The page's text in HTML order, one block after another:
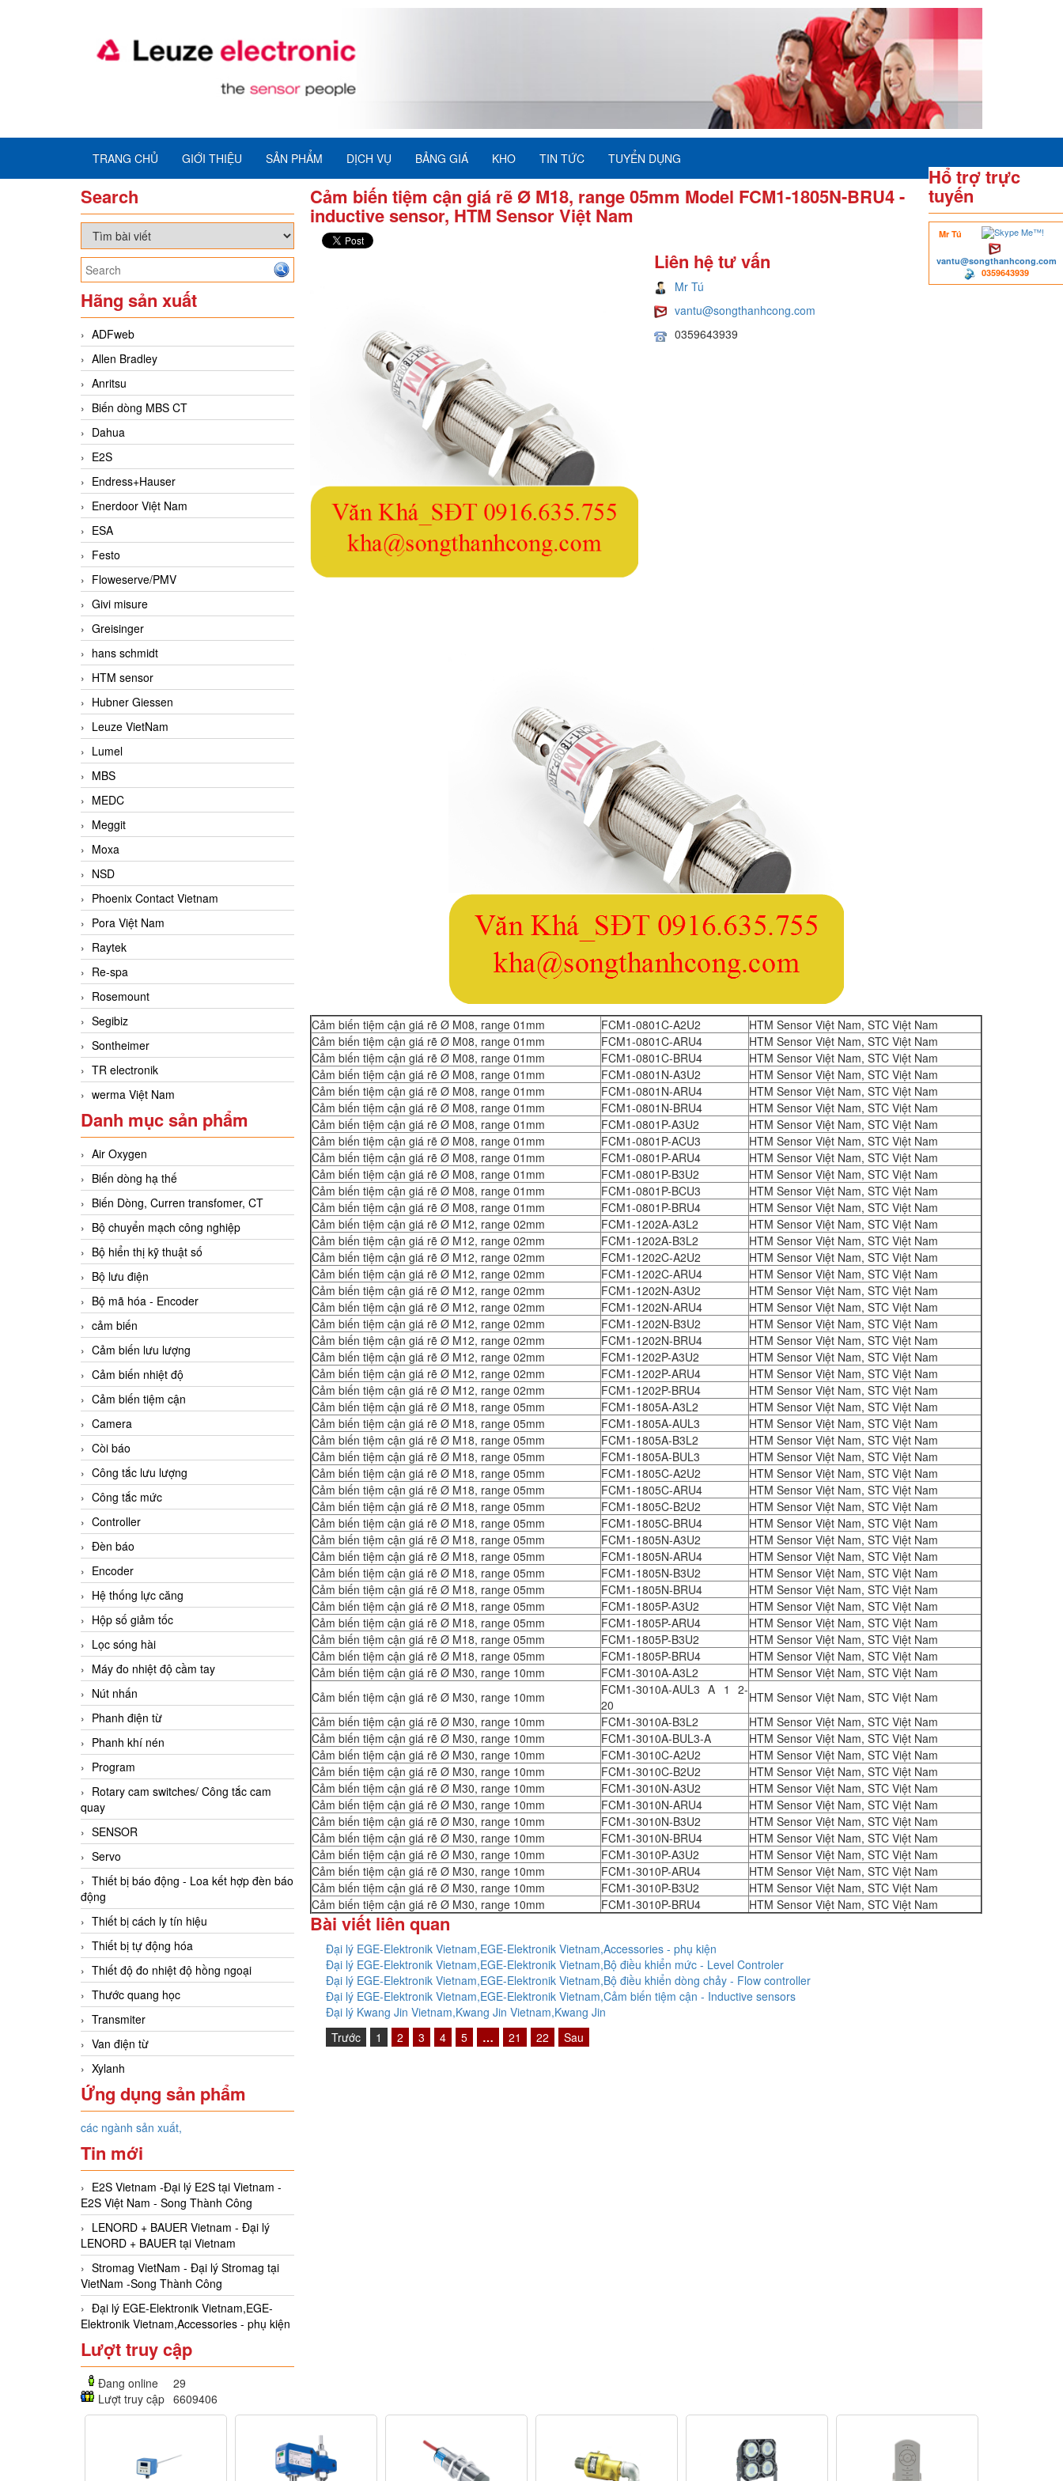
TRANG CHỦ GIỚI THIỆU SẢN PHẨM DỊCH VỤ BẢNG GIÁ KHO TIN TỨC TUYỂN DỤNG
Search
Hổ trợ trực
tuyến
Mr Tú
vantu@songthanhcong.com
0359643939
Hãng sản xuất
ADFweb
Allen Bradley
Anritsu
Biến dòng MBS CT
Dahua
E2S
Endress+Hauser
Enerdoor Việt Nam
ESA
Festo
Floweserve/PMV
Givi misure
Greisinger
hans schmidt
HTM sensor
Hubner Giessen
Leuze VietNam
Lumel
MBS
MEDC
Meggit
Moxa
NSD
Phoenix Contact Vietnam
Pora Việt Nam
Raytek
Re-spa
Rosemount
Segibiz
Sontheimer
TR electronik
werma Việt Nam
Danh mục sản phẩm
Air Oxygen
Biến dòng hạ thế
Biến Dòng, Curren transfomer, CT
Bộ chuyển mạch công nghiệp
Bộ hiển thị kỹ thuật số
Bộ lưu điện
Bộ mã hóa - Encoder
cảm biến
Cảm biến lưu lượng
Cảm biến nhiệt độ
Cảm biến tiệm cận
Camera
Còi báo
Công tắc lưu lượng
Công tắc mức
Controller
Đèn báo
Encoder
Hệ thống lực căng
Hộp số giảm tốc
Lọc sóng hài
Máy đo nhiệt độ cầm tay
Nút nhấn
Phanh điện từ
Phanh khí nén
Program
Rotary cam switches/ Công tắc cam
quay
SENSOR
Servo
Thiết bị báo động - Loa kết hợp đèn báo
động
Thiết bị cách ly tín hiệu
Thiết bị tự động hóa
Thiết độ đo nhiệt độ hồng ngoại
Thước quang học
Transmiter
Van điện từ
Xylanh
Ứng dụng sản phẩm
các ngành sản xuất,
Tin mới
E2S Vietnam -Đại lý E2S tại Vietnam -
E2S Việt Nam - Song Thành Công
LENORD + BAUER Vietnam - Đại lý
LENORD + BAUER tại Vietnam
Stromag VietNam - Đại lý Stromag tại
VietNam -Song Thành Công
Đại lý EGE-Elektronik Vietnam,EGE-
Elektronik Vietnam,Accessories - phụ kiện
Lượt truy cập
Đang online
29
Lượt truy cập 6609406
Cảm biến tiệm cận giá rẽ Ø M18, range 05mm Model FCM1-1805N-BRU4 -
inductive sensor, HTM Sensor Việt Nam
Liên hệ tư vấn
Mr Tú
vantu@songthanhcong.com
0359643939
Cảm biến tiệm cận giá rẽ Ø M08, range 01mm FCM1-0801C-A2U2
HTM Sensor Việt Nam, STC Việt Nam
Cảm biến tiệm cận giá rẽ Ø M08, range 01mm
FCM1-0801C-ARU4
HTM Sensor Việt Nam, STC Việt Nam
Cảm biến tiệm cận giá rẽ Ø M08, range 01mm
FCM1-0801C-BRU4
HTM Sensor Việt Nam, STC Việt Nam
Cảm biến tiệm cận giá rẽ Ø M08, range 01mm
FCM1-0801N-A3U2
HTM Sensor Việt Nam, STC Việt Nam
Cảm biến tiệm cận giá rẽ Ø M08, range 01mm
FCM1-0801N-ARU4
HTM Sensor Việt Nam, STC Việt Nam
Cảm biến tiệm cận giá rẽ Ø M08, range 01mm
FCM1-0801N-BRU4
HTM Sensor Việt Nam, STC Việt Nam
Cảm biến tiệm cận giá rẽ Ø M08, range 01mm
FCM1-0801P-A3U2
HTM Sensor Việt Nam, STC Việt Nam
Cảm biến tiệm cận giá rẽ Ø M08, range 01mm
FCM1-0801P-ACU3
HTM Sensor Việt Nam, STC Việt Nam
Cảm biến tiệm cận giá rẽ Ø M08, range 01mm
FCM1-0801P-ARU4
HTM Sensor Việt Nam, STC Việt Nam
Cảm biến tiệm cận giá rẽ Ø M08, range 01mm
FCM1-0801P-B3U2
HTM Sensor Việt Nam, STC Việt Nam
Cảm biến tiệm cận giá rẽ Ø M08, range 01mm
FCM1-0801P-BCU3
HTM Sensor Việt Nam, STC Việt Nam
Cảm biến tiệm cận giá rẽ Ø M08, range 01mm
FCM1-0801P-BRU4
HTM Sensor Việt Nam, STC Việt Nam
Cảm biến tiệm cận giá rẽ Ø M12, range 02mm
FCM1-1202A-A3L2
HTM Sensor Việt Nam, STC Việt Nam
Cảm biến tiệm cận giá rẽ Ø M12, range 02mm
FCM1-1202A-B3L2
HTM Sensor Việt Nam, STC Việt Nam
Cảm biến tiệm cận giá rẽ Ø M12, range 02mm
FCM1-1202C-A2U2
HTM Sensor Việt Nam, STC Việt Nam
Cảm biến tiệm cận giá rẽ Ø M12, range 02mm
FCM1-1202C-ARU4
HTM Sensor Việt Nam, STC Việt Nam
Cảm biến tiệm cận giá rẽ Ø M12, range 02mm
FCM1-1202N-A3U2
HTM Sensor Việt Nam, STC Việt Nam
Cảm biến tiệm cận giá rẽ Ø M12, range 02mm
FCM1-1202N-ARU4
HTM Sensor Việt Nam, STC Việt Nam
Cảm biến tiệm cận giá rẽ Ø M12, range 02mm
FCM1-1202N-B3U2
HTM Sensor Việt Nam, STC Việt Nam
Cảm biến tiệm cận giá rẽ Ø M12, range 02mm
FCM1-1202N-BRU4
HTM Sensor Việt Nam, STC Việt Nam
Cảm biến tiệm cận giá rẽ Ø M12, range 02mm
FCM1-1202P-A3U2
HTM Sensor Việt Nam, STC Việt Nam
Cảm biến tiệm cận giá rẽ Ø M12, range 02mm
FCM1-1202P-ARU4
HTM Sensor Việt Nam, STC Việt Nam
Cảm biến tiệm cận giá rẽ Ø M12, range 02mm
FCM1-1202P-BRU4
HTM Sensor Việt Nam, STC Việt Nam
Cảm biến tiệm cận giá rẽ Ø M18, range 05mm
FCM1-1805A-A3L2
HTM Sensor Việt Nam, STC Việt Nam
Cảm biến tiệm cận giá rẽ Ø M18, range 05mm
FCM1-1805A-AUL3
HTM Sensor Việt Nam, STC Việt Nam
Cảm biến tiệm cận giá rẽ Ø M18, range 05mm
FCM1-1805A-B3L2
HTM Sensor Việt Nam, STC Việt Nam
Cảm biến tiệm cận giá rẽ Ø M18, range 05mm
FCM1-1805A-BUL3
HTM Sensor Việt Nam, STC Việt Nam
Cảm biến tiệm cận giá rẽ Ø M18, range 05mm
FCM1-1805C-A2U2
HTM Sensor Việt Nam, STC Việt Nam
Cảm biến tiệm cận giá rẽ Ø M18, range 05mm
FCM1-1805C-ARU4
HTM Sensor Việt Nam, STC Việt Nam
Cảm biến tiệm cận giá rẽ Ø M18, range 05mm
FCM1-1805C-B2U2
HTM Sensor Việt Nam, STC Việt Nam
Cảm biến tiệm cận giá rẽ Ø M18, range 05mm
FCM1-1805C-BRU4
HTM Sensor Việt Nam, STC Việt Nam
Cảm biến tiệm cận giá rẽ Ø M18, range 05mm
FCM1-1805N-A3U2
HTM Sensor Việt Nam, STC Việt Nam
Cảm biến tiệm cận giá rẽ Ø M18, range 05mm
FCM1-1805N-ARU4
HTM Sensor Việt Nam, STC Việt Nam
Cảm biến tiệm cận giá rẽ Ø M18, range 05mm
FCM1-1805N-B3U2
HTM Sensor Việt Nam, STC Việt Nam
Cảm biến tiệm cận giá rẽ Ø M18, range 05mm
FCM1-1805N-BRU4
HTM Sensor Việt Nam, STC Việt Nam
Cảm biến tiệm cận giá rẽ Ø M18, range 05mm
FCM1-1805P-A3U2
HTM Sensor Việt Nam, STC Việt Nam
Cảm biến tiệm cận giá rẽ Ø M18, range 05mm
FCM1-1805P-ARU4
HTM Sensor Việt Nam, STC Việt Nam
Cảm biến tiệm cận giá rẽ Ø M18, range 05mm
FCM1-1805P-B3U2
HTM Sensor Việt Nam, STC Việt Nam
Cảm biến tiệm cận giá rẽ Ø M18, range 05mm
FCM1-1805P-BRU4
HTM Sensor Việt Nam, STC Việt Nam
Cảm biến tiệm cận giá rẽ Ø M30, range 10mm
FCM1-3010A-A3L2
HTM Sensor Việt Nam, STC Việt Nam
Cảm biến tiệm cận giá rẽ Ø M30, range 10mm
FCM1-3010A-AUL3 A 1 2-
20
HTM Sensor Việt Nam, STC Việt Nam
Cảm biến tiệm cận giá rẽ Ø M30, range 10mm
FCM1-3010A-B3L2
HTM Sensor Việt Nam, STC Việt Nam
Cảm biến tiệm cận giá rẽ Ø M30, range 10mm
FCM1-3010A-BUL3-A
HTM Sensor Việt Nam, STC Việt Nam
Cảm biến tiệm cận giá rẽ Ø M30, range 10mm
FCM1-3010C-A2U2
HTM Sensor Việt Nam, STC Việt Nam
Cảm biến tiệm cận giá rẽ Ø M30, range 10mm
FCM1-3010C-B2U2
HTM Sensor Việt Nam, STC Việt Nam
Cảm biến tiệm cận giá rẽ Ø M30, range 10mm
FCM1-3010N-A3U2
HTM Sensor Việt Nam, STC Việt Nam
Cảm biến tiệm cận giá rẽ Ø M30, range 10mm
FCM1-3010N-ARU4
HTM Sensor Việt Nam, STC Việt Nam
Cảm biến tiệm cận giá rẽ Ø M30, range 10mm
FCM1-3010N-B3U2
HTM Sensor Việt Nam, STC Việt Nam
Cảm biến tiệm cận giá rẽ Ø M30, range 10mm
FCM1-3010N-BRU4
HTM Sensor Việt Nam, STC Việt Nam
Cảm biến tiệm cận giá rẽ Ø M30, range 10mm
FCM1-3010P-A3U2
HTM Sensor Việt Nam, STC Việt Nam
Cảm biến tiệm cận giá rẽ Ø M30, range 10mm
FCM1-3010P-ARU4
HTM Sensor Việt Nam, STC Việt Nam
Cảm biến tiệm cận giá rẽ Ø M30, range 10mm
FCM1-3010P-B3U2
HTM Sensor Việt Nam, STC Việt Nam
Cảm biến tiệm cận giá rẽ Ø M30, range 10mm
FCM1-3010P-BRU4 HTM Sensor Việt Nam, STC Việt Nam
Bài viết liên quan
Đại lý EGE-Elektronik Vietnam,EGE-Elektronik Vietnam,Accessories - phụ kiện
Đại lý EGE-Elektronik Vietnam,EGE-Elektronik Vietnam,Bộ điều khiển mức - Level Controler
Đại lý EGE-Elektronik Vietnam,EGE-Elektronik Vietnam,Bộ điều khiển dòng chảy - Flow controller
Đại lý EGE-Elektronik Vietnam,EGE-Elektronik Vietnam,Cảm biến tiệm cận - Inductive sensors
Đại lý Kwang Jin Vietnam,Kwang Jin Vietnam,Kwang Jin
Trước
1 2 3 4 5 … 21 22 Sau